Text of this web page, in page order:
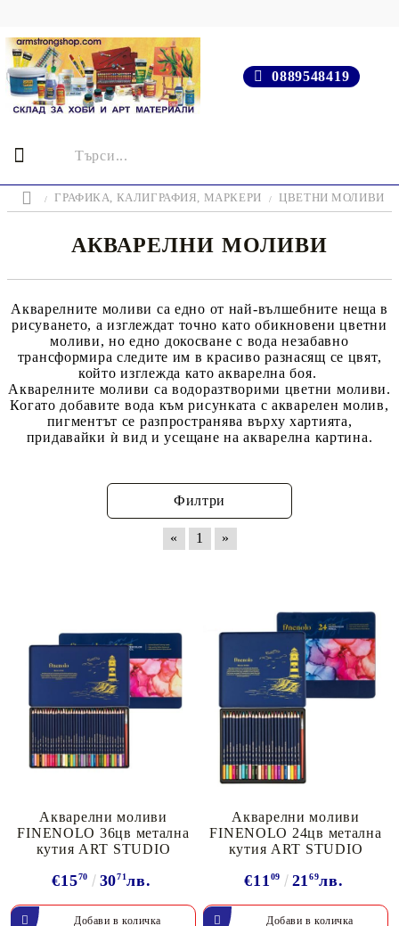
0889548419
ГРАФИКА, КАЛИГРАФИЯ, МАРКЕРИ ЦВЕТНИ МОЛИВИ
АКВАРЕЛНИ МОЛИВИ
Акварелните моливи са едно от най-вълшебните неща в
рисуването, а изглеждат точно като обикновени цветни
моливи, но едно докосване с вода незабавно
трансформира следите им в красиво разнасящ се цвят,
който изглежда като акварелна боя.
Акварелните моливи са водоразтворими цветни моливи.
Когато добавите вода към рисунката с акварелен молив,
пигментът се разпространява върху хартията,
придавайки ѝ вид и усещане на акварелна картина.
Филтри
« 1 »
Акварелни моливи
FINENOLO 36цв метална
кутия ART STUDIO
€1570 3071лв.
Акварелни моливи
FINENOLO 24цв метална
кутия ART STUDIO
€11 09 2169лв.